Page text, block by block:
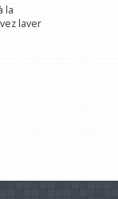
la
laver